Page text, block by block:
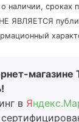
наличии, сроках
ЯВЛЯЕТСЯ
в Я